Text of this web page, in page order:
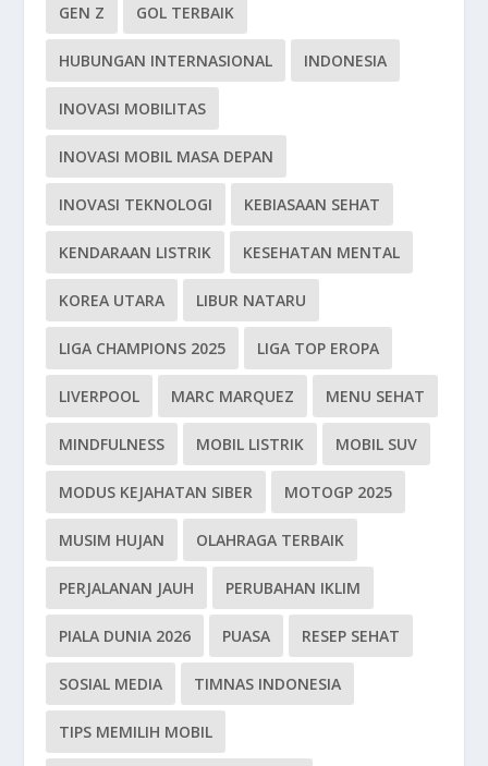
GEN Z GOL TERBAIK
HUBUNGAN INTERNASIONAL INDONESIA
INOVASI MOBILITAS
INOVASI MOBIL MASA DEPAN
INOVASI TEKNOLOGI KEBIASAAN SEHAT
KENDARAAN LISTRIK KESEHATAN MENTAL
KOREA UTARA LIBUR NATARU
LIGA CHAMPIONS 2025 LIGA TOP EROPA
LIVERPOOL MARC MARQUEZ MENU SEHAT
MINDFULNESS MOBIL LISTRIK MOBIL SUV
MODUS KEJAHATAN SIBER MOTOGP 2025
MUSIM HUJAN OLAHRAGA TERBAIK
PERJALANAN JAUH PERUBAHAN IKLIM
PIALA DUNIA 2026 PUASA RESEP SEHAT
SOSIAL MEDIA TIMNAS INDONESIA
TIPS MEMILIH MOBIL